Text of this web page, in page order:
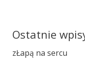
Ostatnie
zŁapą na sercu